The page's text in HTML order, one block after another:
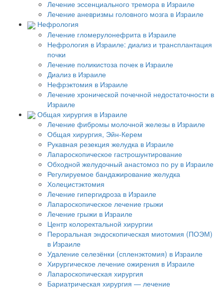
Лечение эссенциального тремора в Израиле
Лечение аневризмы головного мозга в Израиле
Нефрология
Лечение гломерулонефрита в Израиле
Нефрология в Израиле: диализ и трансплантация
почки
Лечение поликистоза почек в Израиле
Диализ в Израиле
Нефрэктомия в Израиле
Лечение хронической почечной недостаточности в
Израиле
Общая хирургия в Израиле
Лечение фибромы молочной железы в Израиле
Общая хирургия, Эйн-Керем
Рукавная резекция желудка в Израиле
Лапароскопическое гастрошунтирование
Обходной желудочный анастомоз по ру в Израиле
Регулируемое бандажирование желудка
Холецистэктомия
Лечение гипергидроза в Израиле
Лапароскопическое лечение грыжи
Лечение грыжи в Израиле
Центр колоректальной хирургии
Пероральная эндоскопическая миотомия (ПОЭМ)
в Израиле
Удаление селезёнки (спленэктомия) в Израиле
Хирургическое лечение ожирения в Израиле
Лапароскопическая хирургия
Бариатрическая хирургия — лечение